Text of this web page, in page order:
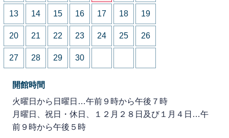
13 14 15 16 17 18 19
20 21 22 23 24 25 26
27 28 29 30
開館時間
火曜日から日曜日…午前９時から午後７時
月曜日、祝日・休日、１２月２８日及び１月４日…午
前９時から午後５時